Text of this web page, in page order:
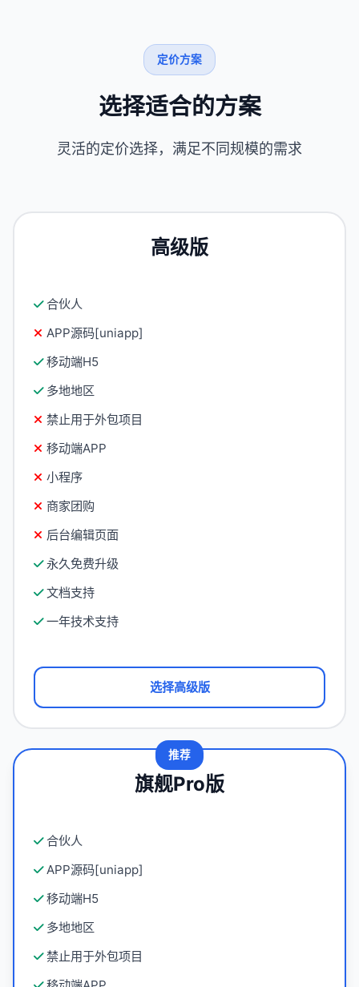
定价方案
选择适合的方案
灵活的定价选择，满足不同规模的需求
高级版
合伙人
APP源码[uniapp]
移动端H5
多地地区
禁止用于外包项目
移动端APP
小程序
商家团购
后台编辑页面
永久免费升级
文档支持
一年技术支持
选择高级版
推荐
旗舰Pro版
合伙人
APP源码[uniapp]
移动端H5
多地地区
禁止用于外包项目